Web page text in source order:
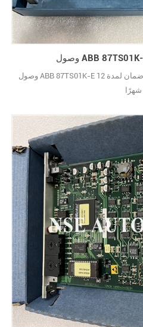
وصول ABB 87TS01K-E الجديد بسعر جيد جودة عالية ، مع ضمان لمدة 12
شهرًا